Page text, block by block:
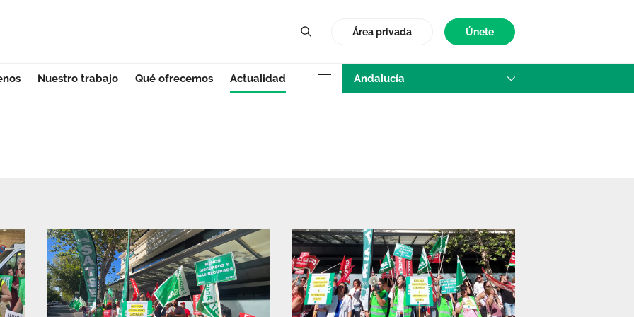
Área privada
Únete
Nuestro trabajo Qué ofrecemos Actualidad Andalucía